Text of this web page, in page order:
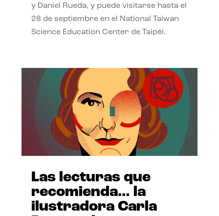
y Daniel Rueda, y puede visitarse hasta el
28 de septiembre en el National Taiwan
Science Education Center de Taipéi.
Las lecturas que
recomienda… la
ilustradora Carla